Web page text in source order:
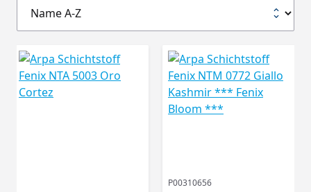
P00310656